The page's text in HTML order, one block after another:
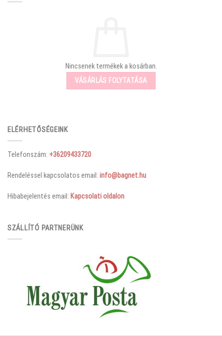
Nincsenek termékek a kosárban.
VÁSÁRLÁS FOLYTATÁSA
ELÉRHETŐSÉGEINK
Telefonszám: +36209433720
Rendeléssel kapcsolatos email: info@bagnet.hu
Hibabejelentés email: Kapcsolati oldalon
SZÁLLÍTÓ PARTNERÜNK